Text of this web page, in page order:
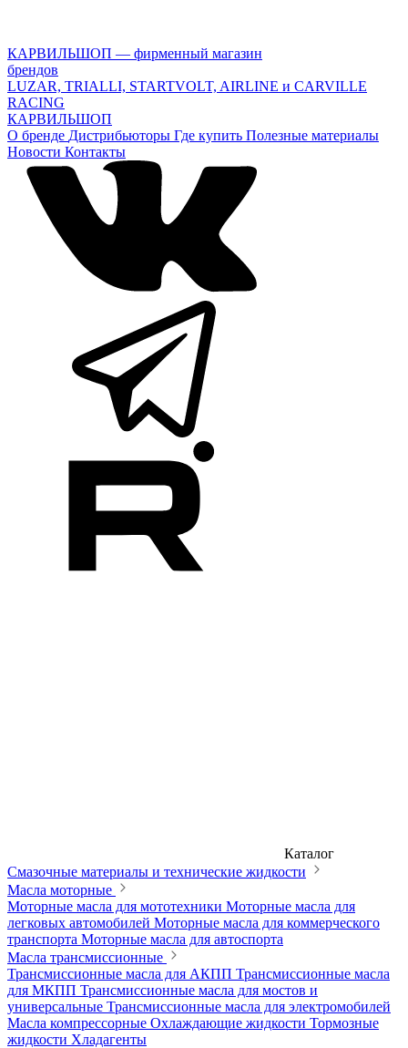
КАРВИЛЬШОП — фирменный магазин
брендов
LUZAR, TRIALLI, STARTVOLT, AIRLINE и CARVILLE
RACING
КАРВИЛЬШОП
О бренде Дистрибьюторы Где купить Полезные материалы
Новости Контакты
Каталог
Смазочные материалы и технические жидкости
Масла моторные
Моторные масла для мототехники Моторные масла для
легковых автомобилей Моторные масла для коммерческого
транспорта Моторные масла для автоспорта
Масла трансмиссионные
Трансмиссионные масла для АКПП Трансмиссионные масла
для МКПП Трансмиссионные масла для мостов и
универсальные Трансмиссионные масла для электромобилей
Масла компрессорные Охлаждающие жидкости Тормозные
жидкости Хладагенты